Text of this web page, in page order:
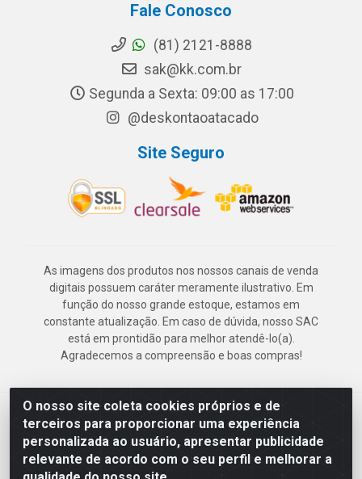
O nosso site coleta cookies próprios e de
terceiros para proporcionar uma experiência
personalizada ao usuário, apresentar publicidade
relevante de acordo com o seu perfil e melhorar a
Fale Conosco
(81) 2121-8888
sak@kk.com.br
Segunda a Sexta: 09:00 as 17:00
@deskontaoatacado
Site Seguro
As imagens dos produtos nos nossos canais de venda
digitais possuem caráter meramente ilustrativo. Em
função do nosso grande estoque, estamos em
constante atualização. Em caso de dúvida, nosso SAC
está em prontidão para melhor atendê-lo(a).
Agradecemos a compreensão e boas compras!
Deskontão Atacado - Av. Marechal Mascarenhas de Morais, 2471 -
Imbiribeira - Recife/PE - CEP 51.150-001 - CNPJ 24.150.377/0003-
57